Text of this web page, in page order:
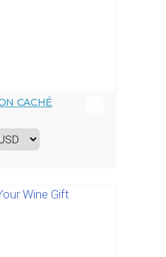
CACHÉ